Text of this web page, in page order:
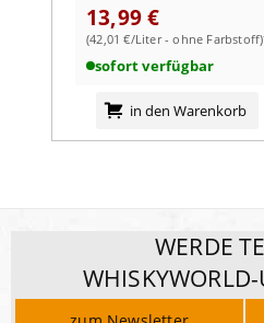
13,99 €
(42,01 €/Liter - ohne
sofort verfügbar
in den Warenkorb
WERDE